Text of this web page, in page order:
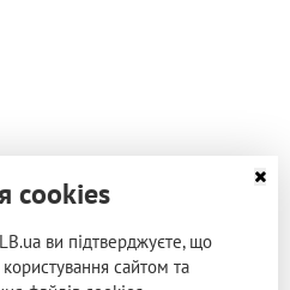
cookies
ви підтверджуєте, що
сайтом та